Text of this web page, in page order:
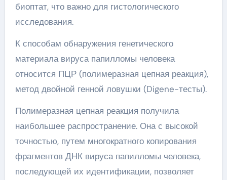
биоптат, что важно для гистологического
исследования.
К способам обнаружения генетического
материала вируса папилломы человека
относится ПЦР (полимеразная цепная реакция),
метод двойной генной ловушки (Digene-тесты).
Полимеразная цепная реакция получила
наибольшее распространение. Она с высокой
точностью, путем многократного копирования
фрагментов ДНК вируса папилломы человека,
последующей их идентификации, позволяет